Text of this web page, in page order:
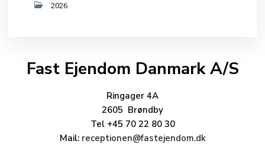
2026
Fast Ejendom Danmark A/S
Ringager 4A
2605 Brøndby
Tel +45 70 22 80 30
Mail: receptionen@fastejendom.dk